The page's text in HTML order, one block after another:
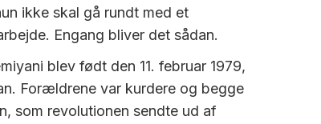
ikke skal gå rundt med et
Engang bliver det sådan.
blev født den 11. februar 1979,
Forældrene var kurdere og begge
som revolutionen sendte ud af